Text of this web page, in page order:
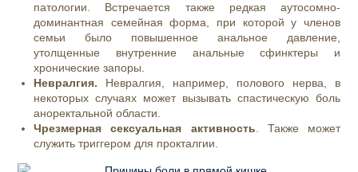
патологии. Встречается также редкая аутосомно-
доминантная семейная форма, при которой у членов
семьи было повышенное анальное давление,
утолщенные внутренние анальные сфинктеры и
хронические запоры.
Невралгия. Невралгия, например, полового нерва, в
некоторых случаях может вызывать спастическую боль
аноректальной области.
Чрезмерная сексуальная активность . Также может
служить триггером для прокталгии.